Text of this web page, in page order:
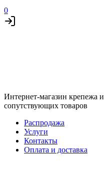
0
Интернет-магазин крепежа и
сопутствующих товаров
Распродажа
Услуги
Контакты
Оплата и доставка